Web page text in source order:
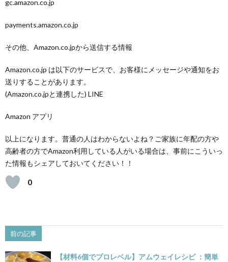
gc.amazon.co.jp
payments.amazon.co.jp
その他、Amazon.co.jpから送信する情報
Amazon.co.jp は以下のサービスで、お客様にメッセージや通知をお
送りすることがあります。
(Amazon.co.jpと連携した) LINE
Amazon アプリ
以上になります。普通の人はわからないよね？ご家族に年配の方や
高齢者の方でAmazon利用している人がいる場合は、事前にこういっ
た情報もシェアしておいてください！！
0
前の記事
【材料6個でプロレベル】アムウェイレシピ ：簡単